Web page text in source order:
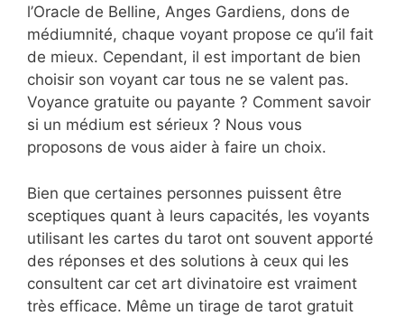
l’Oracle de Belline, Anges Gardiens, dons de
médiumnité, chaque voyant propose ce qu’il fait
de mieux. Cependant, il est important de bien
choisir son voyant car tous ne se valent pas.
Voyance gratuite ou payante ? Comment savoir
si un médium est sérieux ? Nous vous
proposons de vous aider à faire un choix.
Bien que certaines personnes puissent être
sceptiques quant à leurs capacités, les voyants
utilisant les cartes du tarot ont souvent apporté
des réponses et des solutions à ceux qui les
consultent car cet art divinatoire est vraiment
très efficace. Même un tirage de tarot gratuit